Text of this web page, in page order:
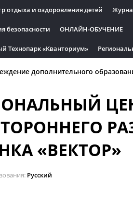
отдыха и оздоровления детей
безопасности ОНЛАЙН-ОБУЧЕНИЕ
Технопарк «Кванториум»
дополнительного
«ВЕКТОР»
Русский